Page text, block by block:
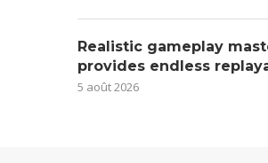
Realistic gameplay
provides endless
5 août 2026